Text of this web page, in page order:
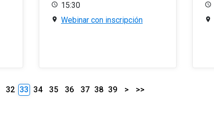
15:30
Webinar con inscripción
32 33 34 35 36 37 38 39 > >>